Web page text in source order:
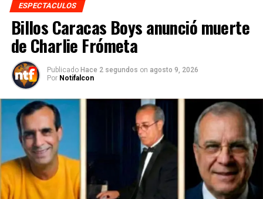
ESPECTACULOS
Billos Caracas Boys anunció muerte
de Charlie Frómeta
Publicado Hace 2 segundos on agosto 9, 2026
Por Notifalcon